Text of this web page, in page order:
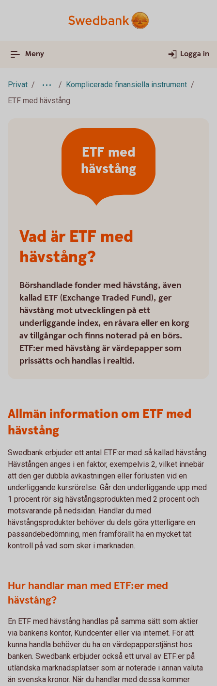
Meny Logga in
Privat
Komplicerade finansiella instrument
ETF med hävstång
Vad är ETF med
hävstång?
Börshandlade fonder med hävstång, även
kallad ETF (Exchange Traded Fund), ger
hävstång mot utvecklingen på ett
underliggande index, en råvara eller en korg
av tillgångar och finns noterad på en börs.
ETF:er med hävstång är värdepapper som
prissätts och handlas i realtid.
ETF med
hävstång
Allmän information om ETF med
hävstång
Swedbank erbjuder ett antal ETF:er med så kallad hävstång.
Hävstången anges i en faktor, exempelvis 2, vilket innebär
att den ger dubbla avkastningen eller förlusten vid en
underliggande kursrörelse. Går den underliggande upp med
1 procent rör sig hävstångsprodukten med 2 procent och
motsvarande på nedsidan. Handlar du med
hävstångsprodukter behöver du dels göra ytterligare en
passandebedömning, men framförallt ha en mycket tät
kontroll på vad som sker i marknaden.
Hur handlar man med ETF:er med
hävstång?
En ETF med hävstång handlas på samma sätt som aktier
via bankens kontor, Kundcenter eller via internet. För att
kunna handla behöver du ha en värdepapperstjänst hos
banken. Swedbank erbjuder också ett urval av ETF:er på
utländska marknadsplatser som är noterade i annan valuta
än svenska kronor. När du handlar med dessa kommer